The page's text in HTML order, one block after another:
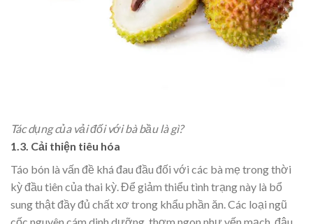
Tác dụng của vải đối với bà bầu là gì?
1.3. Cải thiện tiêu hóa
Táo bón là vấn đề khá đau đầu đối với các bà mẹ trong thời
kỳ đầu tiên của thai kỳ. Để giảm thiểu tình trạng này là bổ
sung thật đầy đủ chất xơ trong khẩu phần ăn. Các loại ngũ